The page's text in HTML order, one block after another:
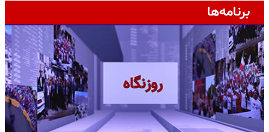
برنامه‌ها